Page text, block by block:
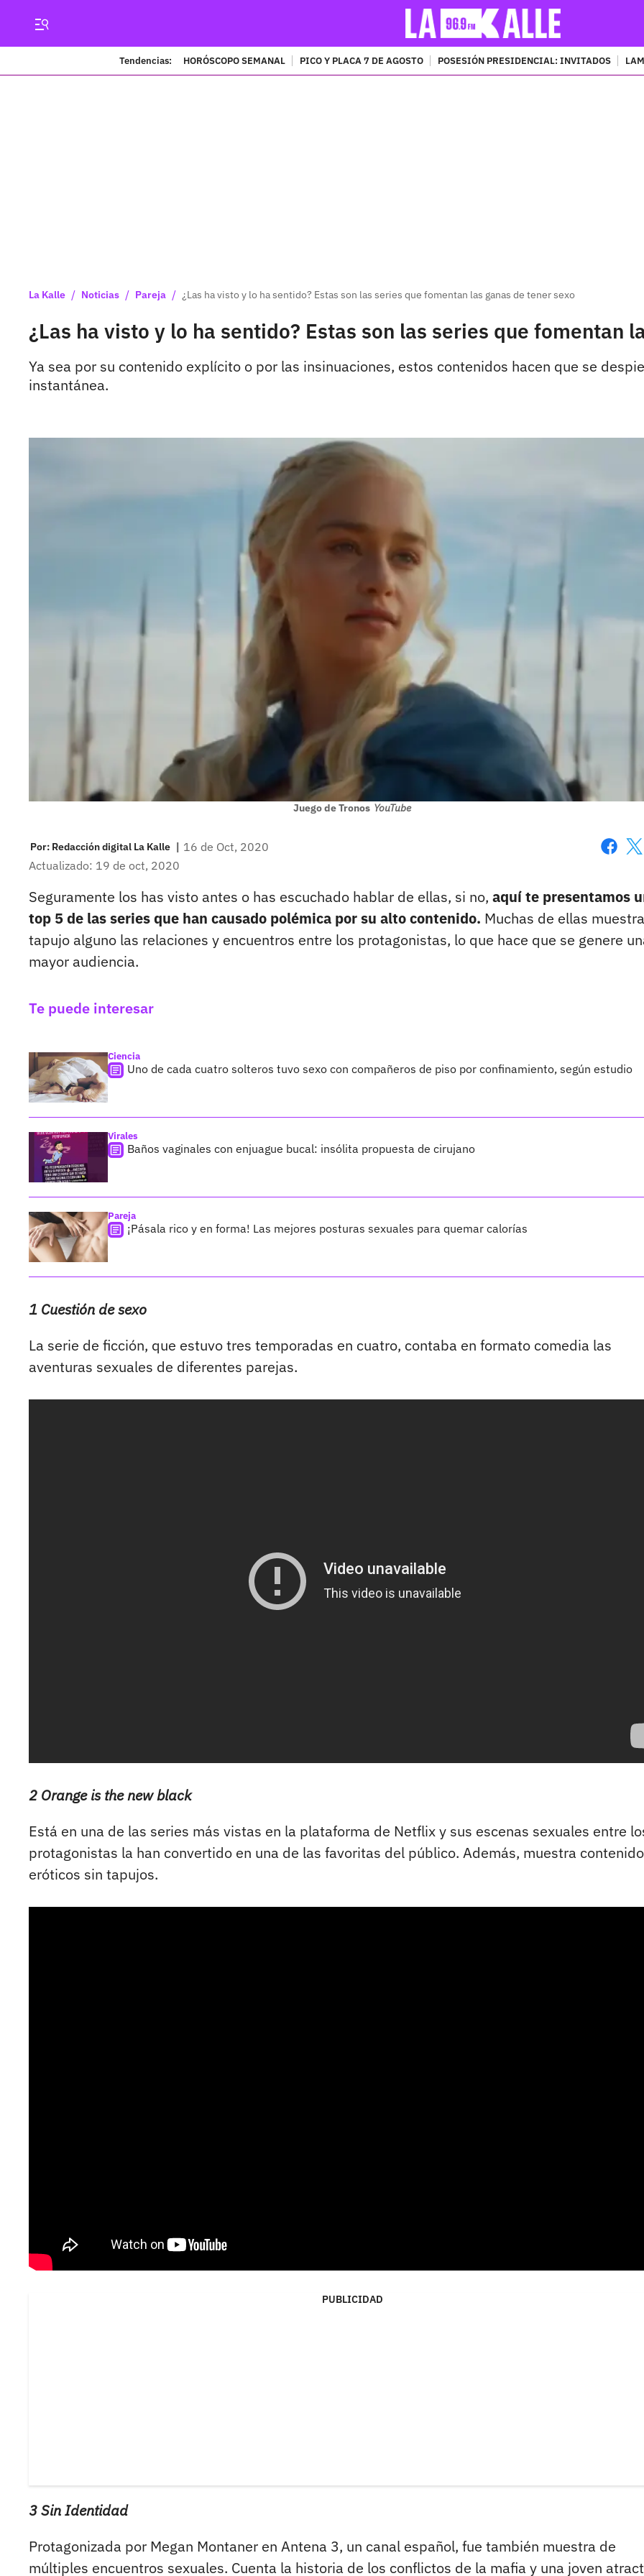
Tendencias: HORÓSCOPO SEMANAL PICO Y PLACA 7 DE AGOSTO POSESIÓN PRESIDENCIAL: INVITADOS
La Kalle / Noticias / Pareja / ¿Las ha visto y lo ha sentido? Estas son las series que fomentan las ganas de tener sexo
¿Las ha visto y lo ha sentido? Estas son las series que fomentan
Ya sea por su contenido explícito o por las insinuaciones, estos contenidos hacen que se
instantánea.
Juego de Tronos YouTube
Por: Redacción digital La Kalle | 16 de Oct, 2020
Actualizado: 19 de oct, 2020
Seguramente los has visto antes o has escuchado hablar de ellas, si no, aquí te presentamos
top 5 de las series que han causado polémica por su alto contenido. Muchas de ellas
tapujo alguno las relaciones y encuentros entre los protagonistas, lo que hace que se genere
mayor audiencia.
Te puede interesar
Ciencia
Uno de cada cuatro solteros tuvo sexo con compañeros de piso por confinamiento, según estudio
Virales
Baños vaginales con enjuague bucal: insólita propuesta de cirujano
Pareja
¡Pásala rico y en forma! Las mejores posturas sexuales para quemar calorías
1 Cuestión de sexo
La serie de ficción, que estuvo tres temporadas en cuatro, contaba en formato comedia las
aventuras sexuales de diferentes parejas.
2 Orange is the new black
Está en una de las series más vistas en la plataforma de Netflix y sus escenas sexuales entre
protagonistas la han convertido en una de las favoritas del público. Además, muestra
eróticos sin tapujos.
PUBLICIDAD
3 Sin Identidad
Protagonizada por Megan Montaner en Antena 3, un canal español, fue también muestra de
múltiples encuentros sexuales. Cuenta la historia de los conflictos de la mafia y una joven